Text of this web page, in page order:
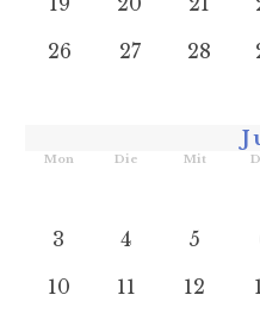
26
27 28
Mon Die Mit
3
4 5
10
11 12